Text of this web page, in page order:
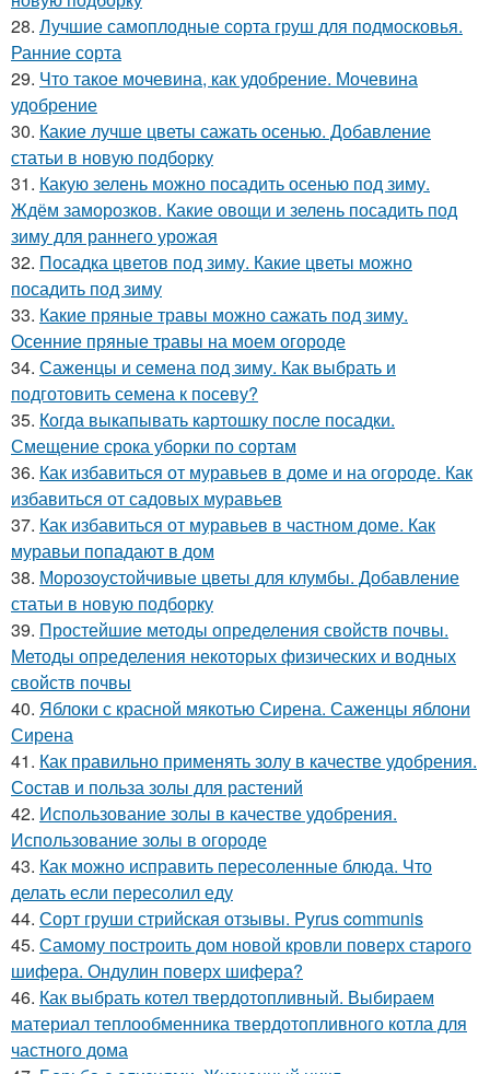
28. Лучшие самоплодные сорта груш для подмосковья.
Ранние сорта
29. Что такое мочевина, как удобрение. Мочевина
удобрение
30. Какие лучше цветы сажать осенью. Добавление
статьи в новую подборку
31. Какую зелень можно посадить осенью под зиму.
Ждём заморозков. Какие овощи и зелень посадить под
зиму для раннего урожая
32. Посадка цветов под зиму. Какие цветы можно
посадить под зиму
33. Какие пряные травы можно сажать под зиму.
Осенние пряные травы на моем огороде
34. Саженцы и семена под зиму. Как выбрать и
подготовить семена к посеву?
35. Когда выкапывать картошку после посадки.
Смещение срока уборки по сортам
36. Как избавиться от муравьев в доме и на огороде. Как
избавиться от садовых муравьев
37. Как избавиться от муравьев в частном доме. Как
муравьи попадают в дом
38. Морозоустойчивые цветы для клумбы. Добавление
статьи в новую подборку
39. Простейшие методы определения свойств почвы.
Методы определения некоторых физических и водных
свойств почвы
40. Яблоки с красной мякотью Сирена. Саженцы яблони
Сирена
41. Как правильно применять золу в качестве удобрения.
Состав и польза золы для растений
42. Использование золы в качестве удобрения.
Использование золы в огороде
43. Как можно исправить пересоленные блюда. Что
делать если пересолил еду
44. Сорт груши стрийская отзывы. Pyrus communis
45. Самому построить дом новой кровли поверх старого
шифера. Ондулин поверх шифера?
46. Как выбрать котел твердотопливный. Выбираем
материал теплообменника твердотопливного котла для
частного дома